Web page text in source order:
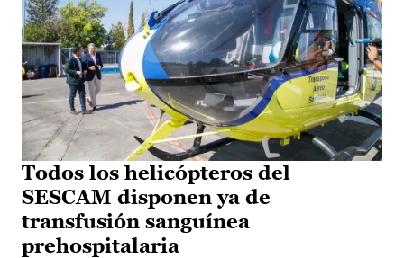
Todos los helicópteros del
SESCAM disponen ya de
transfusión sanguínea
prehospitalaria